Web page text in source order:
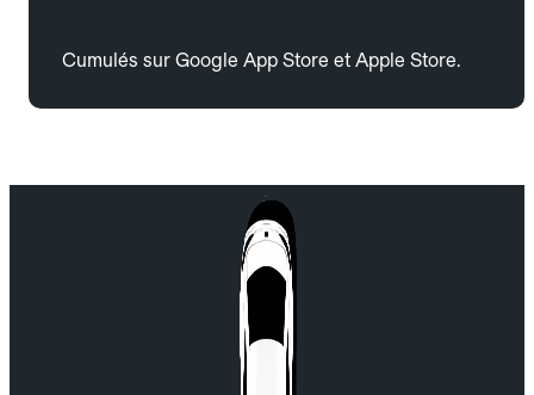
Cumulés sur Google App Store et Apple Store.